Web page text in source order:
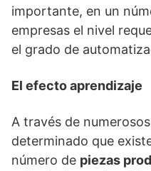
importante, en un
empresas el nivel
el grado de
El efecto aprendizaje
A través de
determinado que
número de piezas